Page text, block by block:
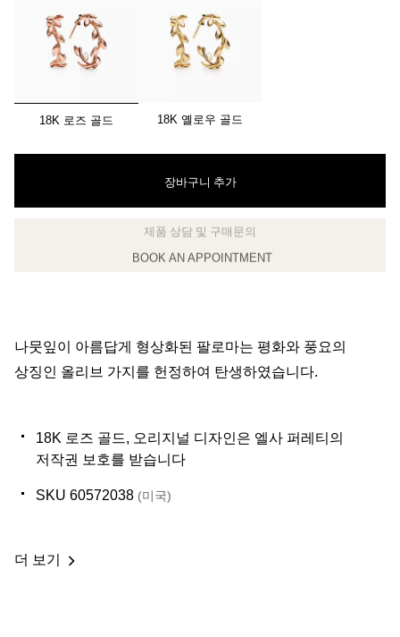
선택됨
18K 로즈 골드 18K 옐로우 골드
장바구니 추가
클라이언트 어드바이저에게 문의하거나 예약하세요
나뭇잎이 아름답게 형상화된 팔로마는 평화와 풍요의
상징인 올리브 가지를 헌정하여 탄생하였습니다.
18K 로즈 골드, 오리지널 디자인은 엘사 퍼레티의
저작권 보호를 받습니다
SKU 60572038 (미국)
더 보기